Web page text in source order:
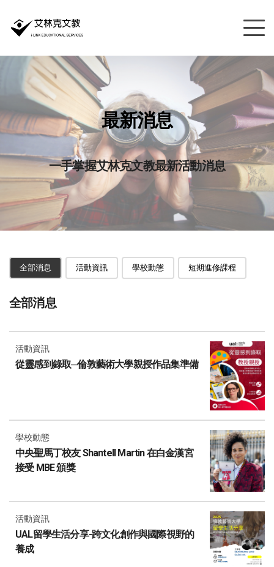
最新消息
一手掌握艾林克文教最新活動消息
全部消息 活動資訊 學校動態 短期進修課程
全部消息
活動資訊
從靈感到錄取─倫敦藝術大學親授作品集準備
學校動態
中央聖馬丁校友 Shantell Martin 在白金漢宮
接受 MBE 頒獎
活動資訊
UAL留學生活分享-跨文化創作與國際視野的
養成